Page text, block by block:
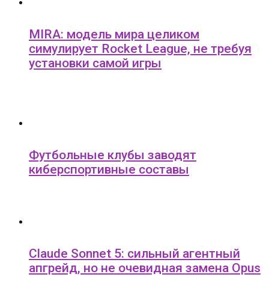
MIRA: модель мира целиком
симулирует Rocket League, не требуя
установки самой игры
Футбольные клубы заводят
киберспортивные составы
Claude Sonnet 5: сильный агентный
апгрейд, но не очевидная замена Opus